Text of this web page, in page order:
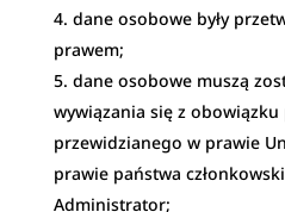
dane osobowe były
prawem;
dane osobowe muszą
wywiązania się z
przewidzianego w prawie
prawie państwa
Administrator;